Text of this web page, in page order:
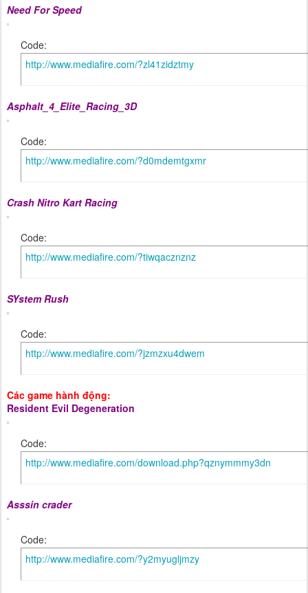
Need For Speed
Code:
http://www.mediafire.com/?zl41zidztmy
Asphalt_4_Elite_Racing_3D
Code:
http://www.mediafire.com/?d0mdemtgxmr
Crash Nitro Kart Racing
Code:
http://www.mediafire.com/?tiwqacznznz
SYstem Rush
Code:
http://www.mediafire.com/?jzmzxu4dwem
Các game hành động:
Resident Evil Degeneration
Code:
http://www.mediafire.com/download.php?qznymmmy3dn
Asssin crader
Code:
http://www.mediafire.com/?y2myugljmzy